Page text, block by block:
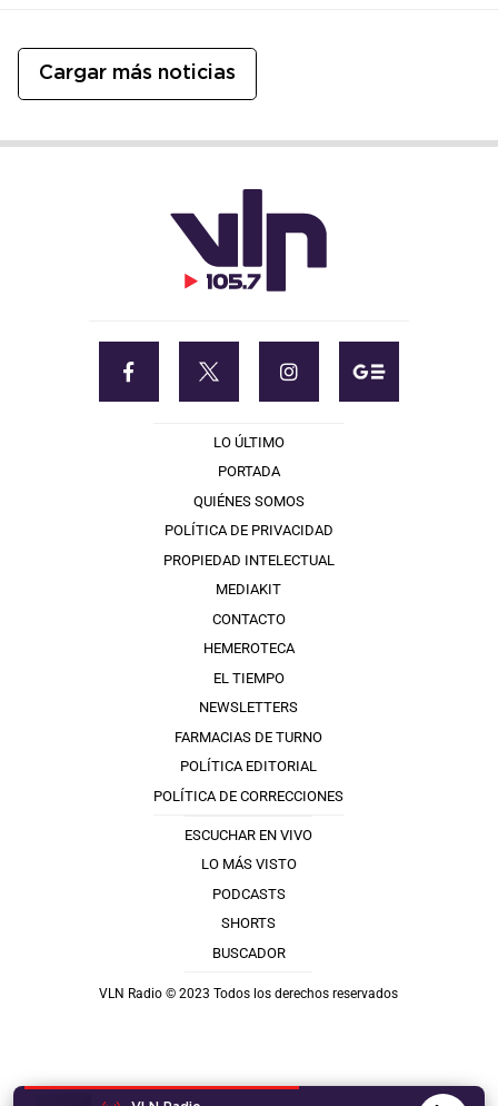
Cargar más noticias
LO ÚLTIMO
PORTADA
QUIÉNES SOMOS
POLÍTICA DE PRIVACIDAD
PROPIEDAD INTELECTUAL
MEDIAKIT
CONTACTO
HEMEROTECA
EL TIEMPO
NEWSLETTERS
FARMACIAS DE TURNO
POLÍTICA EDITORIAL
POLÍTICA DE CORRECCIONES
ESCUCHAR EN VIVO
LO MÁS VISTO
PODCASTS
SHORTS
BUSCADOR
VLN Radio © 2023 Todos los derechos reservados